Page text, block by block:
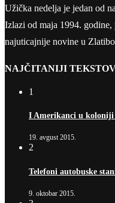
Užička nedelja je jedan od
Izlazi od maja 1994.
najuticajnije novine u
NAJČITANIJI
1
I Amerikanci u
19. avgust 2015.
2
Telefoni autobuske
9. oktobar 2015.